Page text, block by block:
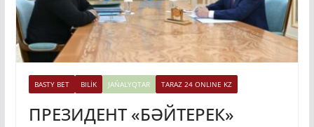
BASTY BET BILİK JAŃALYQTAR TARAZ 24 ONLINE KZ
ПРЕЗИДЕНТ «БӘЙТЕРЕК»